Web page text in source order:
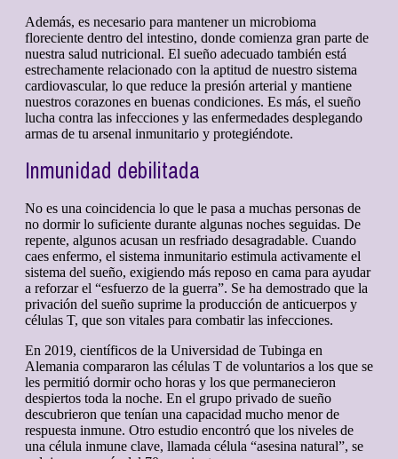
Además, es necesario para mantener un microbioma
floreciente dentro del intestino, donde comienza gran parte de
nuestra salud nutricional. El sueño adecuado también está
estrechamente relacionado con la aptitud de nuestro sistema
cardiovascular, lo que reduce la presión arterial y mantiene
nuestros corazones en buenas condiciones. Es más, el sueño
lucha contra las infecciones y las enfermedades desplegando
armas de tu arsenal inmunitario y protegiéndote.
Inmunidad debilitada
No es una coincidencia lo que le pasa a muchas personas de
no dormir lo suficiente durante algunas noches seguidas. De
repente, algunos acusan un resfriado desagradable. Cuando
caes enfermo, el sistema inmunitario estimula activamente el
sistema del sueño, exigiendo más reposo en cama para ayudar
a reforzar el “esfuerzo de la guerra”. Se ha demostrado que la
privación del sueño suprime la producción de anticuerpos y
células T, que son vitales para combatir las infecciones.
En 2019, científicos de la Universidad de Tubinga en
Alemania compararon las células T de voluntarios a los que se
les permitió dormir ocho horas y los que permanecieron
despiertos toda la noche. En el grupo privado de sueño
descubrieron que tenían una capacidad mucho menor de
respuesta inmune. Otro estudio encontró que los niveles de
una célula inmune clave, llamada célula “asesina natural”, se